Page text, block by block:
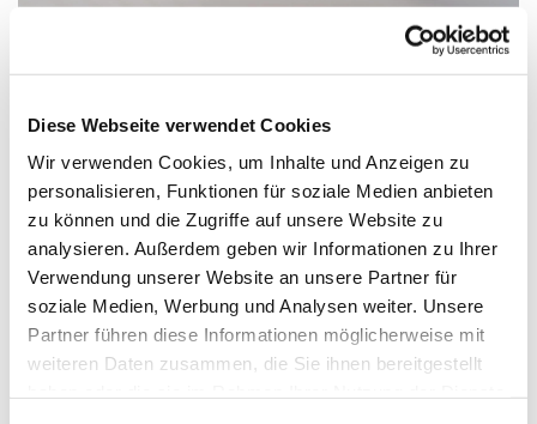
Diese Webseite verwendet Cookies
Wir verwenden Cookies, um Inhalte und Anzeigen zu
personalisieren, Funktionen für soziale Medien anbieten
zu können und die Zugriffe auf unsere Website zu
analysieren. Außerdem geben wir Informationen zu Ihrer
Verwendung unserer Website an unsere Partner für
soziale Medien, Werbung und Analysen weiter. Unsere
Partner führen diese Informationen möglicherweise mit
weiteren Daten zusammen, die Sie ihnen bereitgestellt
Donnerstag, 19. August 2027, 14:30 - 15:00
Uhr